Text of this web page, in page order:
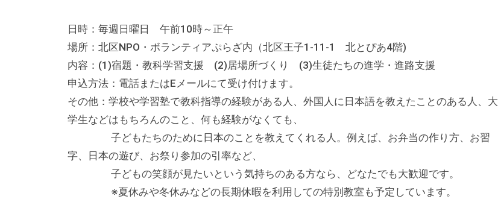
ど
の
業
を
お
こ
っ
日時：毎週日曜日 午前10時～正午
場所：北区NPO・ボランティアぷらざ内（北区王子1-11-1 北とぴあ4階)
内容：(1)宿題・教科学習支援 (2)居場所づくり (3)生徒たちの進学・進路支援
申込方法：電話またはEメールにて受け付けます。
その他：学校や学習塾で教科指導の経験がある人、外国人に日本語を教えたことのある人、大
学生などはもちろんのこと、何も経験がなくても、
子どもたちのために日本のことを教えてくれる人。例えば、お弁当の作り方、お習
字、日本の遊び、お祭り参加の引率など、
子どもの笑顔が見たいという気持ちのある方なら、どなたでも大歓迎です。
※夏休みや冬休みなどの長期休暇を利用しての特別教室も予定しています。